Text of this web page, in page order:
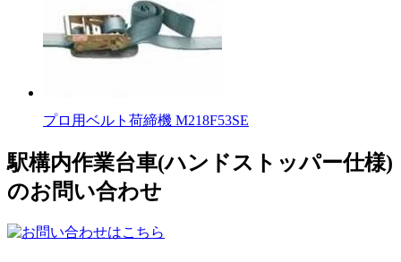
プロ用ベルト荷締機 M218F53SE
駅構内作業台車(ハンドストッパー仕様)
のお問い合わせ